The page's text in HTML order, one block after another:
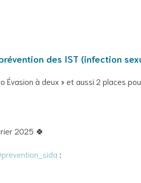
des IST (infection
Évasion à deux » et aussi 2 places
2025 🍀
: